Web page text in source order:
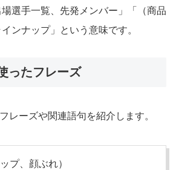
場選手一覧、先発メンバー」「（商品
ンナップ」という意味です。
ったフレーズ
レーズや関連語句を紹介します。
プ、顔ぶれ）